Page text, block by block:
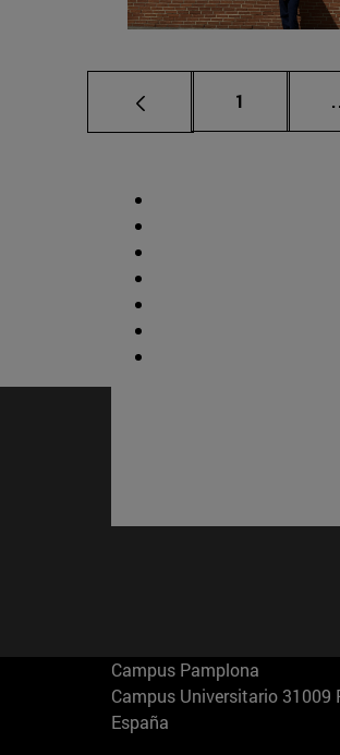
Página
1
Campus Pamplona
Campus Universitario 31009
España